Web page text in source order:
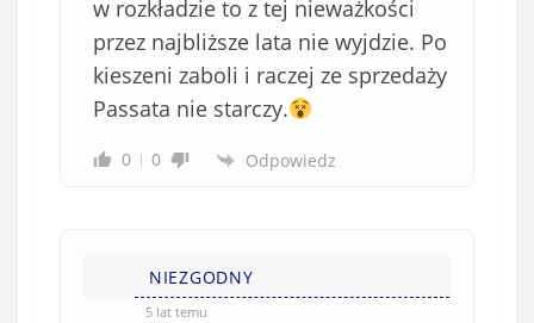
w rozkładzie to z tej nieważkości
przez najbliższe lata nie wyjdzie. Po
kieszeni zaboli i raczej ze sprzedaży
Passata nie starczy.
0 0 Odpowiedz
NIEZGODNY
5 lat temu